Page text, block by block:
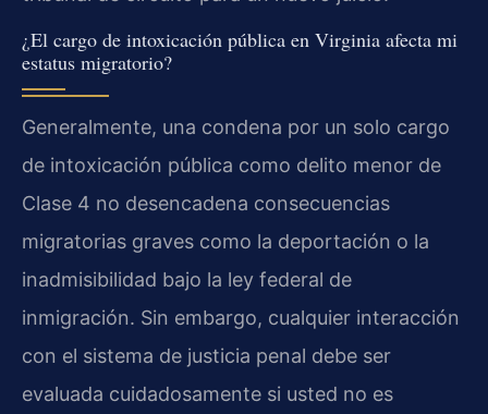
¿El cargo de intoxicación pública en Virginia afecta mi
estatus migratorio?
Generalmente, una condena por un solo cargo
de intoxicación pública como delito menor de
Clase 4 no desencadena consecuencias
migratorias graves como la deportación o la
inadmisibilidad bajo la ley federal de
inmigración. Sin embargo, cualquier interacción
con el sistema de justicia penal debe ser
evaluada cuidadosamente si usted no es